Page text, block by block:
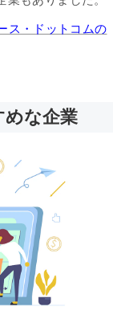
ス・ドットコムの
な企業